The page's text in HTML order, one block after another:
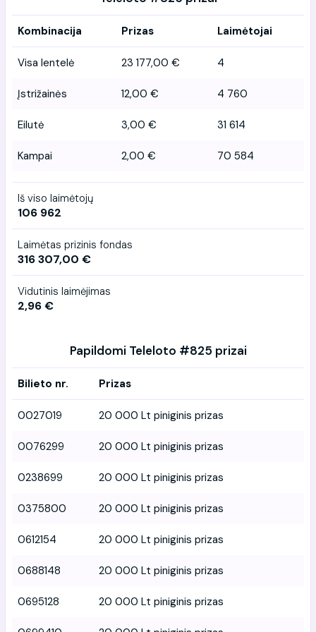
Kombinacija Prizas Laimėtojai
Visa lentelė 23 177,00 € 4
Įstrižainės 12,00 € 4 760
Eilutė 3,00 € 31 614
Kampai 2,00 € 70 584
Iš viso laimėtojų
106 962
Laimėtas prizinis fondas
316 307,00 €
Vidutinis laimėjimas
2,96 €
Papildomi Teleloto #825 prizai
Bilieto nr. Prizas
0027019 20 000 Lt piniginis prizas
0076299 20 000 Lt piniginis prizas
0238699 20 000 Lt piniginis prizas
0375800 20 000 Lt piniginis prizas
0612154 20 000 Lt piniginis prizas
0688148 20 000 Lt piniginis prizas
0695128 20 000 Lt piniginis prizas